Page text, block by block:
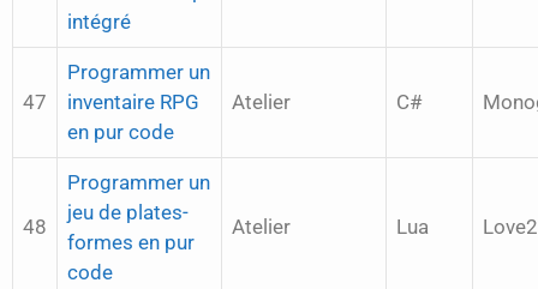
intégré
47
Programmer un
inventaire RPG
en pur code
Atelier C#
48
Programmer un
jeu de plates-
formes en pur
code
Atelier Lua